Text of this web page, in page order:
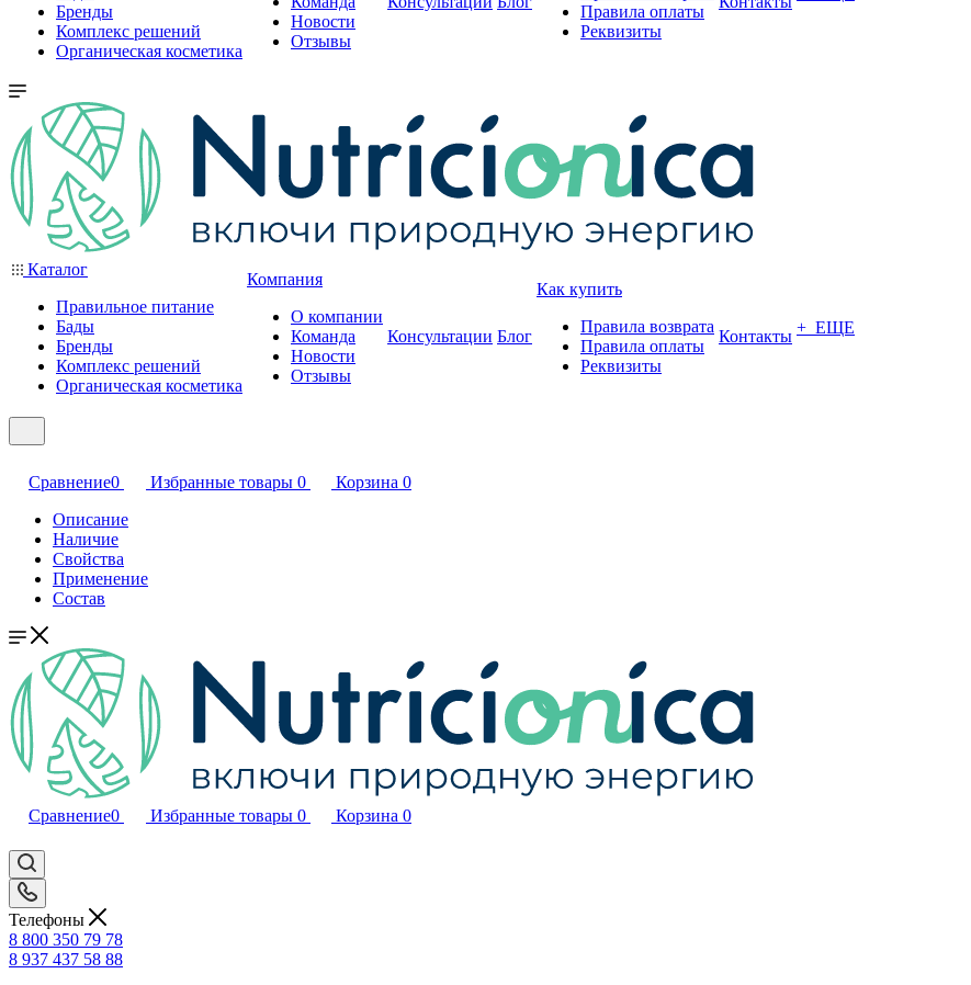
Бренды
Комплекс решений
Органическая косметика
Новости
Отзывы
Правила оплаты
Реквизиты
Каталог
Правильное питание
Бады
Бренды
Комплекс решений
Органическая косметика
Компания
О компании
Команда
Новости
Отзывы
Консультации Блог
Как купить
Правила возврата
Правила оплаты
Реквизиты
Контакты + ЕЩЕ
Сравнение0 Избранные товары 0 Корзина 0
Описание
Наличие
Свойства
Применение
Состав
Сравнение0 Избранные товары 0 Корзина 0
Телефоны
8 800 350 79 78
8 937 437 58 88